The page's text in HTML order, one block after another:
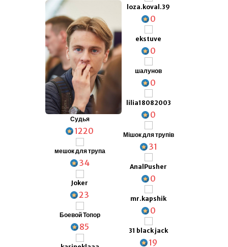
Судья
1220
мешок для трупа
34
Joker
23
Боевой Топор
85
loza.koval.39
0
ekstuve
0
шалунов
0
lilia18082003
0
Мішок для трупів
31
AnalPusher
0
mr.kapshik
0
31 black jack
19